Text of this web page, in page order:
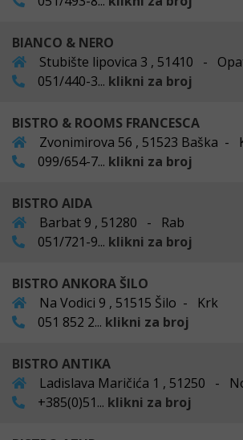
BIANCO & NERO
Stubište lipovica 3 , 51410 -
051/440-3... klikni za broj
BISTRO & ROOMS FRANCESCA
Zvonimirova 56 , 51523 Baška -
099/654-7... klikni za broj
BISTRO AIDA
Barbat 9 , 51280 - Rab
051/721-9... klikni za broj
BISTRO ANKORA ŠILO
Na Vodici 9 , 51515 Šilo - Krk
051 852 2... klikni za broj
BISTRO ANTIKA
Ladislava Maričića 1 , 51250 -
+385(0)51... klikni za broj